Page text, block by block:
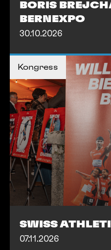
BORIS
BERNEXPO
30.10.2026
Kongress
MEHR
MEHR
SWISS
07.11.2026